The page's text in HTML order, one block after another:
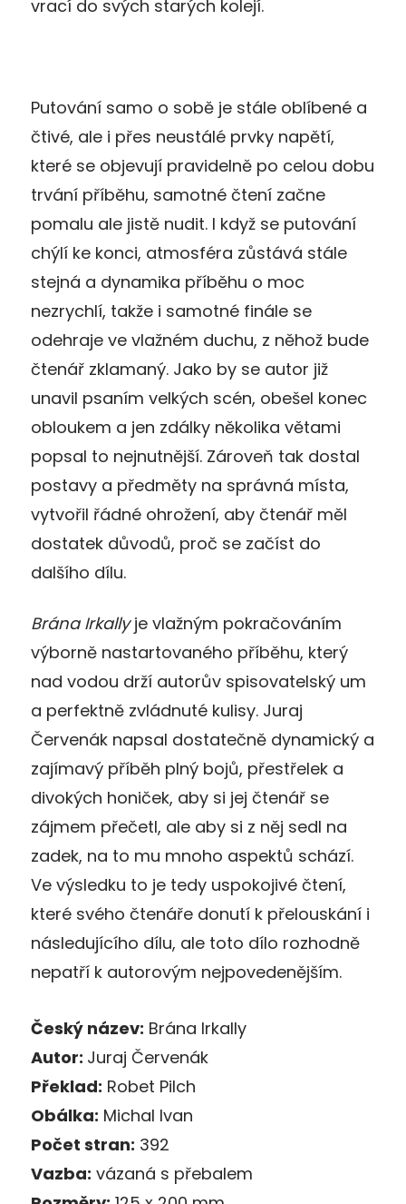
vrací do svých starých kolejí.
Putování samo o sobě je stále oblíbené a
čtivé, ale i přes neustálé prvky napětí,
které se objevují pravidelně po celou dobu
trvání příběhu, samotné čtení začne
pomalu ale jistě nudit. I když se putování
chýlí ke konci, atmosféra zůstává stále
stejná a dynamika příběhu o moc
nezrychlí, takže i samotné finále se
odehraje ve vlažném duchu, z něhož bude
čtenář zklamaný. Jako by se autor již
unavil psaním velkých scén, obešel konec
obloukem a jen zdálky několika větami
popsal to nejnutnější. Zároveň tak dostal
postavy a předměty na správná místa,
vytvořil řádné ohrožení, aby čtenář měl
dostatek důvodů, proč se začíst do
dalšího dílu.
Brána Irkallyje vlažným pokračováním
výborně nastartovaného příběhu, který
nad vodou drží autorův spisovatelský um
a perfektně zvládnuté kulisy. Juraj
Červenák napsal dostatečně dynamický a
zajímavý příběh plný bojů, přestřelek a
divokých honiček, aby si jej čtenář se
zájmem přečetl, ale aby si z něj sedl na
zadek, na to mu mnoho aspektů schází.
Ve výsledku to je tedy uspokojivé čtení,
které svého čtenáře donutí k přelouskání i
následujícího dílu, ale toto dílo rozhodně
nepatří k autorovým nejpovedenějším.
Český název: Brána Irkally
Autor: Juraj Červenák
Překlad: Robet Pilch
Obálka: Michal Ivan
Počet stran: 392
Vazba: vázaná s přebalem